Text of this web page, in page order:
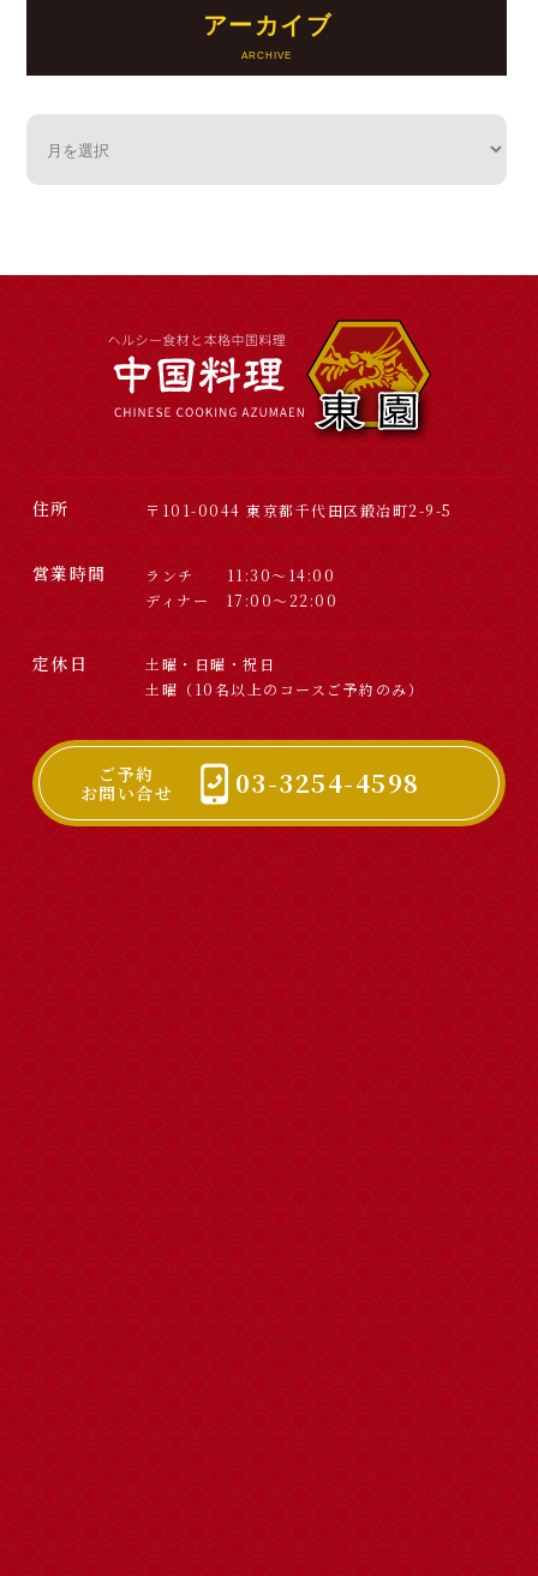
アーカイブ
住所 〒101-0044 東京都千代田区鍛冶町2-9-5
営業時間
ランチ 11:30～14:00
ディナー 17:00～22:00
定休日
土曜・日曜・祝日
土曜（10名以上のコースご予約のみ）
ご予約
お問い合せ
03-3254-4598